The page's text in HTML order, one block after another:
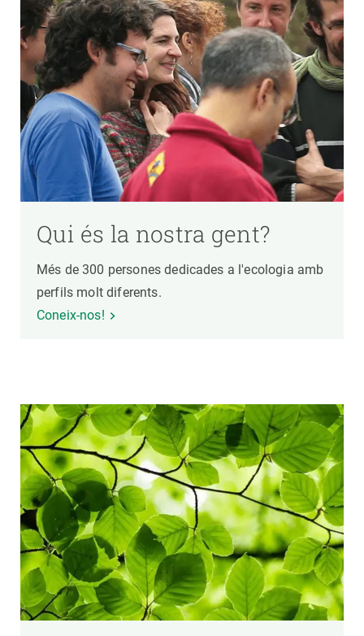
Qui és la nostra gent?
Més de 300 persones dedicades a l'ecologia amb
perfils molt diferents.
Coneix-nos!